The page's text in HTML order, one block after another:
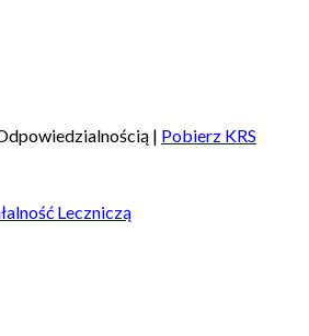
| Pobierz KRS
Leczniczą